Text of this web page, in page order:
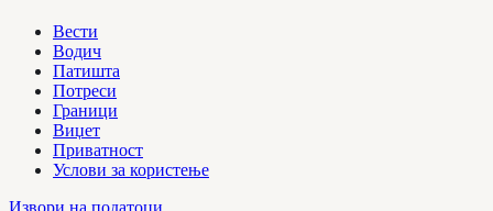
Вести
Водич
Патишта
Потреси
Граници
Виџет
Приватност
Услови за користење
Извори на податоци